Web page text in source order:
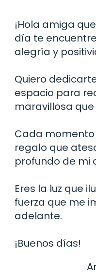
¡Hola amiga
día te
alegría y
Quiero
espacio para
maravillosa
Cada
regalo que
profundo de mi
Eres la luz que
fuerza que me
adelante.
¡Buenos días!